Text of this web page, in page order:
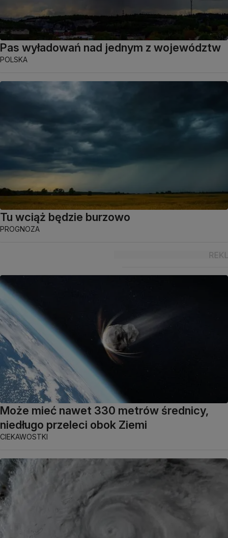
Pas wyładowań nad jednym z województw
POLSKA
Tu wciąż będzie burzowo
PROGNOZA
Może mieć nawet 330 metrów średnicy,
niedługo przeleci obok Ziemi
CIEKAWOSTKI